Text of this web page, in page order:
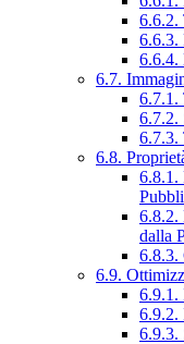
6.6.2.
6.6.3.
6.6.4.
6.7.
6.7.1.
6.7.2.
6.7.3.
6.8.
6.8.1.
6.8.2.
dalla
6.8.3.
6.9.
6.9.1.
6.9.2.
6.9.3.